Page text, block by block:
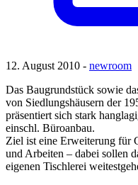
12. August 2010 - newroom
Das Baugrundstück sowie
von Siedlungshäusern der
präsentiert sich stark
einschl. Büroanbau.
Ziel ist eine Erweiterung für
und Arbeiten – dabei sollen
eigenen Tischlerei